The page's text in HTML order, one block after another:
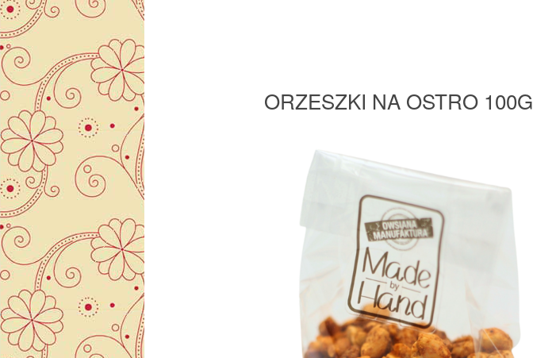
ORZESZKI NA OSTRO 100G